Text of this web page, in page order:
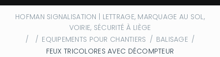
HOFMAN SIGNALISATION | LETTRAGE, MARQUAGE AU SOL,
VOIRIE, SÉCURITÉ À LIÈGE
/
/ EQUIPEMENTS POUR CHANTIERS / BALISAGE /
FEUX TRICOLORES AVEC DÉCOMPTEUR